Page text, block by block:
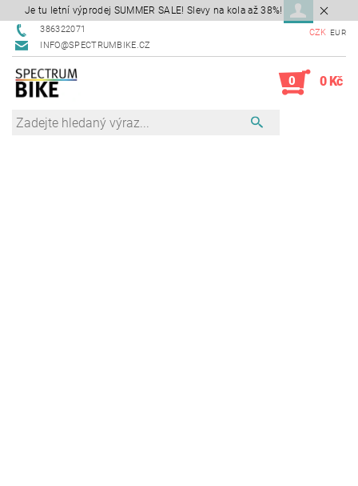
Je tu letní výprodej SUMMER SALE! Slevy na kola až 38%!
386322071
INFO@SPECTRUMBIKE.CZ
CZK EUR
0 0 Kč